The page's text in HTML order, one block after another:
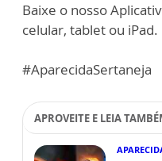
Baixe o nosso
celular, tablet ou iPad.
#AparecidaSertaneja
APROVEITE E LEIA